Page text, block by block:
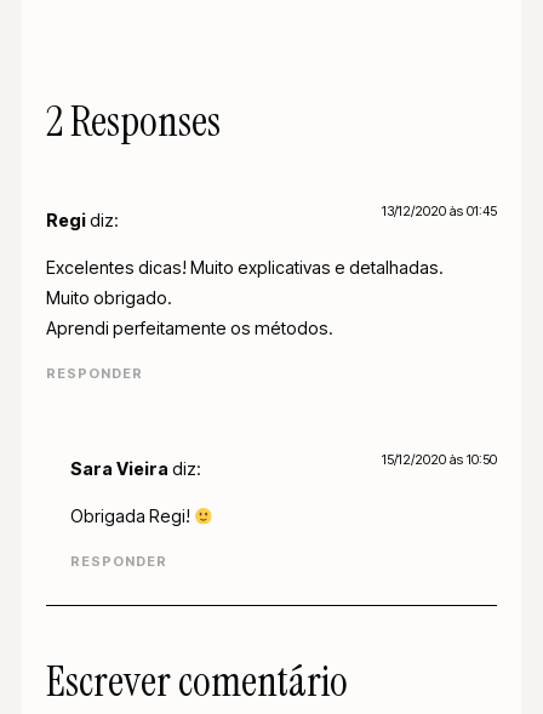
2 Responses
Regidiz: 13/12/2020 às 01:45
Excelentes dicas! Muito explicativas e detalhadas.
Muito obrigado.
Aprendi perfeitamente os métodos.
RESPONDER
Sara Vieira diz: 15/12/2020 às 10:50
Obrigada Regi!
RESPONDER
Escrever comentário